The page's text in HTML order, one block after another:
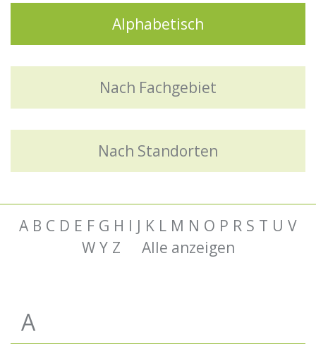
Alphabetisch
Nach Fachgebiet
Nach Standorten
A B C D E F G H I J K L M N O P R S T U V
W Y Z Alle anzeigen
A